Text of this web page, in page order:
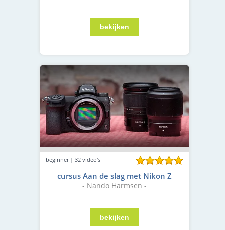
beginner | 32 video's
cursus Aan de slag met Nikon Z
- Nando Harmsen -